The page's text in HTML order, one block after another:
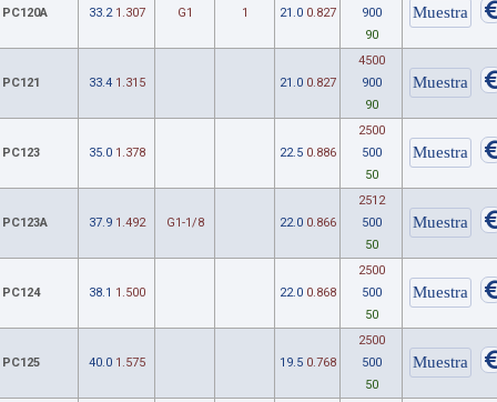
PC120A 33.2 1.307 G1 1 21.0 0.827
900
90
PC121 33.4 1.315 21.0 0.827
4500
900
90
PC123 35.0 1.378 22.5 0.886
2500
500
50
PC123A 37.9 1.492 G1-1/8 22.0 0.866
2512
500
50
PC124 38.1 1.500 22.0 0.868
2500
500
50
PC125 40.0 1.575 19.5 0.768
2500
500
50